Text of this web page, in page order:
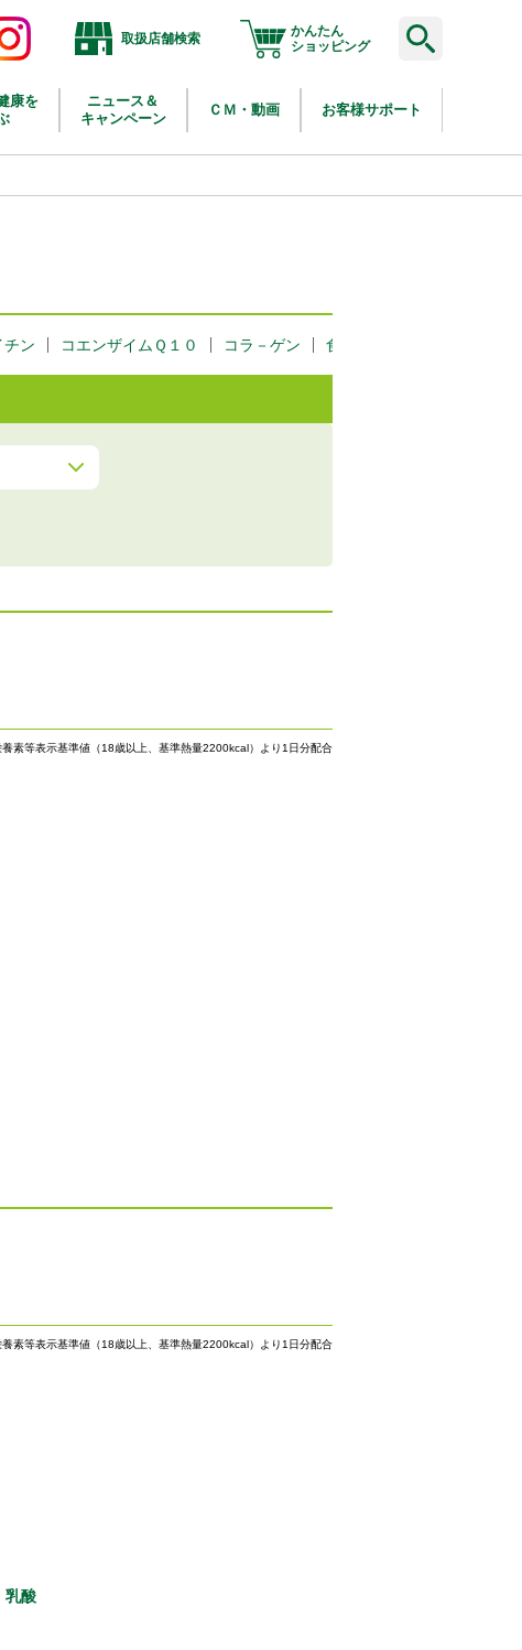
取扱店舗検索
かんたん
ショッピング
康を
ニュース＆
キャンペーン
ＣＭ・動画 お客様サポート
チン コエンザイムＱ１０ コラ－ゲン 食物繊維・野菜
養素等表示基準値（18歳以上、基準熱量2200kcal）より1日分配合
養素等表示基準値（18歳以上、基準熱量2200kcal）より1日分配合
乳酸